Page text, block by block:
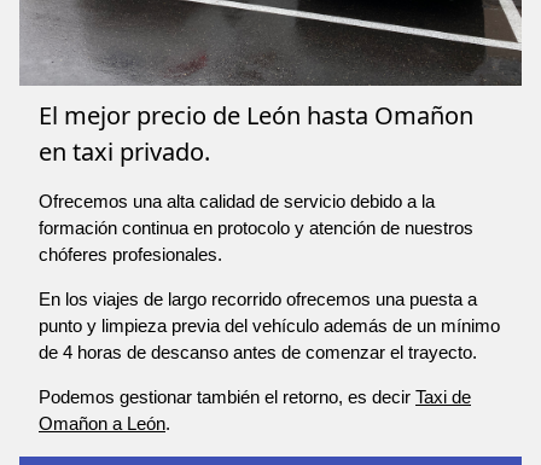
El mejor precio de León hasta Omañon
en taxi privado.
Ofrecemos una alta calidad de servicio debido a la
formación continua en protocolo y atención de nuestros
chóferes profesionales.
En los viajes de largo recorrido ofrecemos una puesta a
punto y limpieza previa del vehículo además de un mínimo
de 4 horas de descanso antes de comenzar el trayecto.
Podemos gestionar también el retorno, es decir Taxi de
Omañon a León.